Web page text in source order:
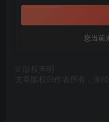
您当前
版权声明
文章版权归作者所有，未